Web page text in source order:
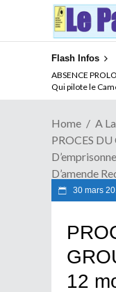
Flash Infos
ABSENCE
Qui pilote le
Home
A
PROCES
D’amende
30 mars
12